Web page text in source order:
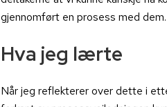
gjennomført en prosess med dem.
Hva jeg lærte
Når jeg reflekterer over dette i